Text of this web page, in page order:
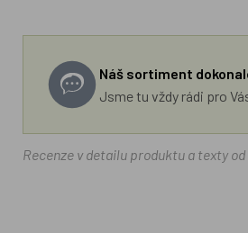
Náš sortiment
Jsme tu vždy rádi pro
Recenze v detailu produktu a texty